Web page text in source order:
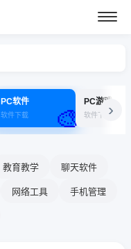
›
PC软件
软件下载 🎨
PC游戏
软件下载
教育教学 聊天软件
网络工具 手机管理